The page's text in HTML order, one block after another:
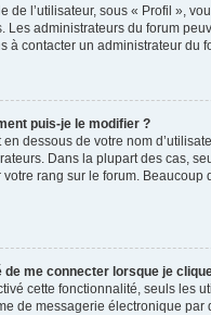
de l’utilisateur, sous « Profil »,
Les administrateurs du forum
à contacter un administrateur du
puis-je le modifier ?
dessous de votre nom
Dans la plupart des cas,
votre rang sur le forum.
de me connecter lorsque je
cette fonctionnalité, seuls les
de messagerie électronique par